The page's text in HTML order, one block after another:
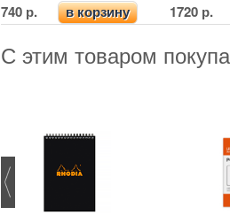
740 р. в корзину 1720 р.
С этим товаром